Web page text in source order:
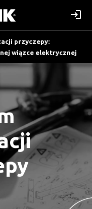
przyczepy:
wiązce elektrycznej